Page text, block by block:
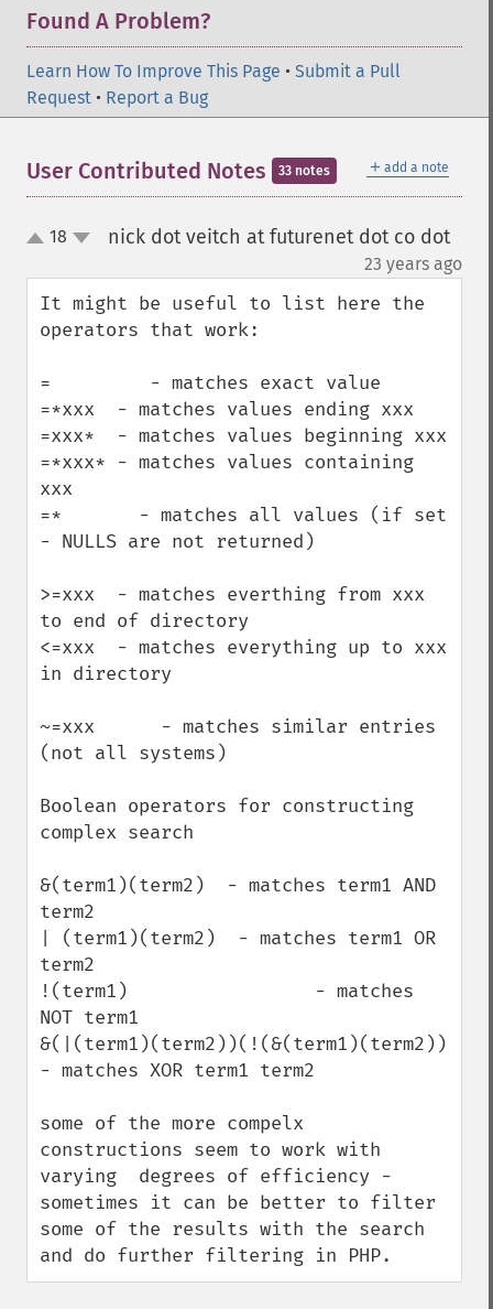
Found A Problem?
Learn How To Improve This Page • Submit a Pull
Request • Report a Bug
＋ add a note
User Contributed Notes 33 notes
up18 nick dot veitch at futurenet dot co dot
23 years ago
It might be useful to list here the
operators that work:
=         - matches exact value
=*xxx  - matches values ending xxx
=xxx*  - matches values beginning xxx
=*xxx* - matches values containing
xxx
=*       - matches all values (if set
- NULLS are not returned)
>=xxx  - matches everthing from xxx
to end of directory
<=xxx  - matches everything up to xxx
in directory
~=xxx      - matches similar entries
(not all systems)
Boolean operators for constructing
complex search
&(term1)(term2)  - matches term1 AND
term2
| (term1)(term2)  - matches term1 OR
term2
!(term1)                 - matches
NOT term1
&(|(term1)(term2))(!(&(term1)(term2))
- matches XOR term1 term2
some of the more compelx
constructions seem to work with
varying  degrees of efficiency -
sometimes it can be better to filter
some of the results with the search
and do further filtering in PHP.